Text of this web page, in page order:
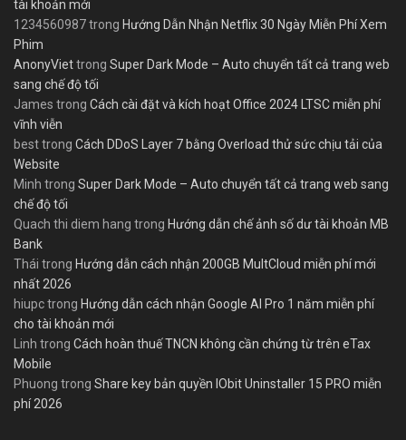
tài khoản mới
1234560987trong Hướng Dẫn Nhận Netflix 30 Ngày Miễn Phí Xem
Phim
AnonyViettrong Super Dark Mode – Auto chuyển tất cả trang web
sang chế độ tối
James trong Cách cài đặt và kích hoạt Office 2024 LTSC miễn phí
vĩnh viễn
besttrong Cách DDoS Layer 7 bằng Overload thử sức chịu tải của
Website
Minh trong Super Dark Mode – Auto chuyển tất cả trang web sang
chế độ tối
Quach thi diem hang trong Hướng dẫn chế ảnh số dư tài khoản MB
Bank
Thái trong Hướng dẫn cách nhận 200GB MultCloud miễn phí mới
nhất 2026
hiupctrong Hướng dẫn cách nhận Google AI Pro 1 năm miễn phí
cho tài khoản mới
Linh trong Cách hoàn thuế TNCN không cần chứng từ trên eTax
Mobile
Phuong trong Share key bản quyền IObit Uninstaller 15 PRO miễn
phí 2026